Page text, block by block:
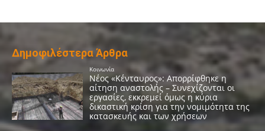
Δημοφιλέστερα Άρθρα